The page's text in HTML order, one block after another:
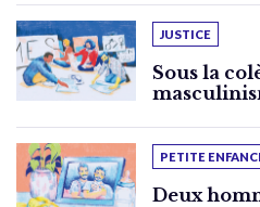
JUSTICE
Sous la
PETITE
Deux